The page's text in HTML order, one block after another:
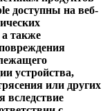
доступны на веб-
а также
устройства,
или других
вследствие